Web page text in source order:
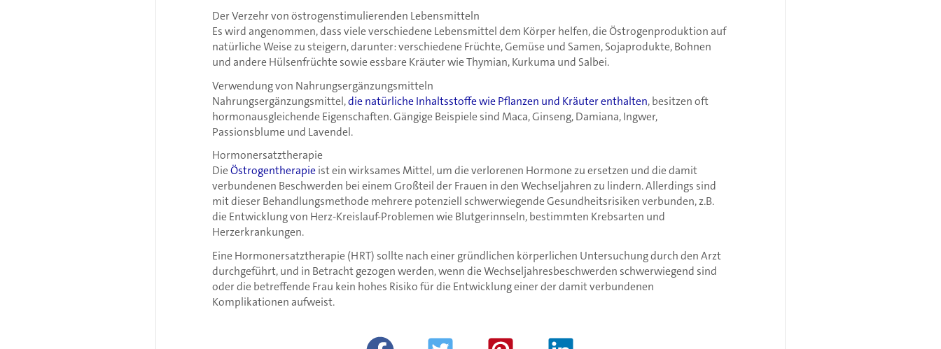
Der Verzehr von östrogenstimulierenden Lebensmitteln
Es wird angenommen, dass viele verschiedene Lebensmittel dem Körper helfen, die Östrogenproduktion auf
natürliche Weise zu steigern, darunter: verschiedene Früchte, Gemüse und Samen, Sojaprodukte, Bohnen
und andere Hülsenfrüchte sowie essbare Kräuter wie Thymian, Kurkuma und Salbei.
Verwendung von Nahrungsergänzungsmitteln
Nahrungsergänzungsmittel,die natürliche Inhaltsstoffe wie Pflanzen und Kräuter enthalten, besitzen oft
hormonausgleichende Eigenschaften. Gängige Beispiele sind Maca, Ginseng, Damiana, Ingwer,
Passionsblume und Lavendel.
Hormonersatztherapie
DieÖstrogentherapie ist ein wirksames Mittel, um die verlorenen Hormone zu ersetzen und die damit
verbundenen Beschwerden bei einem Großteil der Frauen in den Wechseljahren zu lindern. Allerdings sind
mit dieser Behandlungsmethode mehrere potenziell schwerwiegende Gesundheitsrisiken verbunden, z.B.
die Entwicklung von Herz-Kreislauf-Problemen wie Blutgerinnseln, bestimmten Krebsarten und
Herzerkrankungen.
Eine Hormonersatztherapie (HRT) sollte nach einer gründlichen körperlichen Untersuchung durch den Arzt
durchgeführt, und in Betracht gezogen werden, wenn die Wechseljahresbeschwerden schwerwiegend sind
oder die betreffende Frau kein hohes Risiko für die Entwicklung einer der damit verbundenen
Komplikationen aufweist.